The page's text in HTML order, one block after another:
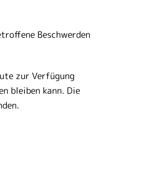
Beschwerden
zur Verfügung
bleiben kann. Die